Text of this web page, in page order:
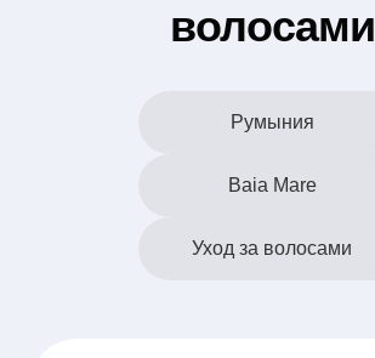
волосами
Румыния
Baia Mare
Уход за волосами